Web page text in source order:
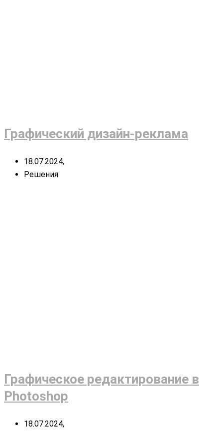
Графический дизайн-реклама
18.07.2024,
Решения
Графическое редактирование в
Photoshop
18.07.2024,